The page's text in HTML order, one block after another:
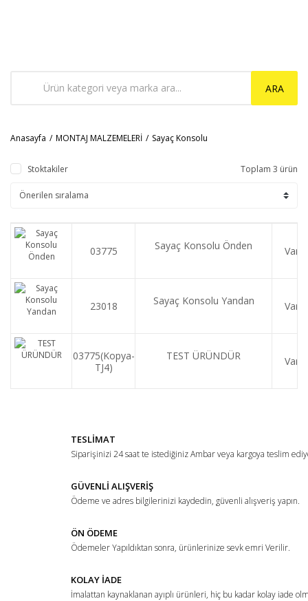
ARA
Anasayfa MONTAJ MALZEMELERİ Sayaç Konsolu
Stoktakiler Toplam 3 ürün
03775 Sayaç Konsolu Önden Var
23018 Sayaç Konsolu Yandan Var
03775(Kopya-
TJ4)
TEST ÜRÜNDÜR Var
TESLİMAT
Siparişinizi 24 saat te istediğiniz Ambar veya kargoya teslim
GÜVENLİ ALIŞVERİŞ
Ödeme ve adres bilgilerinizi kaydedin, güvenli alışveriş yapın.
ÖN ÖDEME
Ödemeler Yapıldıktan sonra, ürünlerinize sevk emri Verilir.
KOLAY İADE
İmalattan kaynaklanan ayıplı ürünleri, hiç bu kadar kolay iade